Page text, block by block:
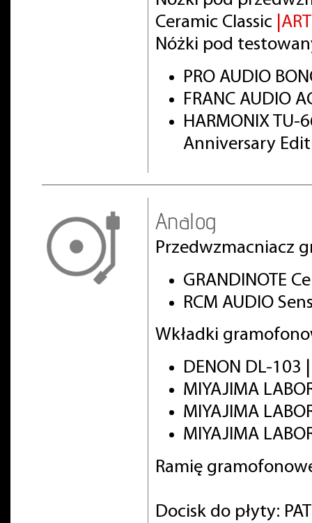
Ceramic Classic
Nóżki pod
PRO AUDIO
FRANC AUDIO
HARMONIX TU-
Anniversary
Analog
Przedwzmacniacz
GRANDINOTE
RCM AUDIO
Wkładki
DENON DL-103
MIYAJIMA
MIYAJIMA
MIYAJIMA
Ramię
Docisk do płyty: